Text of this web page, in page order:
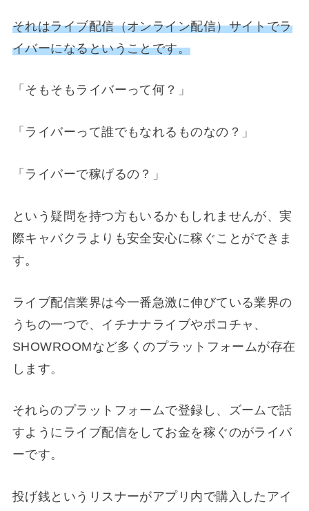
それはライブ配信（オンライン配信）サイトでラ
イバーになるということです。
「そもそもライバーって何？」
「ライバーって誰でもなれるものなの？」
「ライバーで稼げるの？」
という疑問を持つ方もいるかもしれませんが、実
際キャバクラよりも安全安心に稼ぐことができま
す。
ライブ配信業界は今一番急激に伸びている業界の
うちの一つで、イチナナライブやポコチャ、
SHOWROOMなど多くのプラットフォームが存在
します。
それらのプラットフォームで登録し、ズームで話
すようにライブ配信をしてお金を稼ぐのがライバ
ーです。
投げ銭というリスナーがアプリ内で購入したアイ